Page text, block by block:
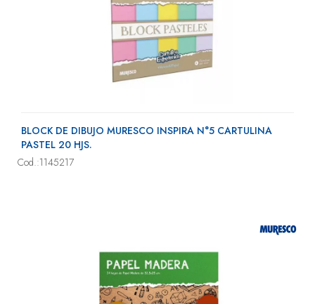
BLOCK DE DIBUJO MURESCO INSPIRA N°5 CARTULINA
PASTEL 20 HJS.
Cod.:1145217